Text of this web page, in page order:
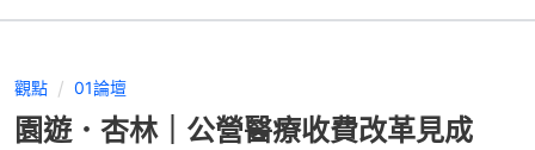
觀點 01論壇
園遊．杏林｜公營醫療收費改革見成